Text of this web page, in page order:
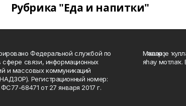
Рубрика "Еда и напитки"
Федеральной службой по
сфере связи, информационных
и массовых коммуникаций
Регистрационный номер:
68471 от 27 января 2017 г.
Мәҡәләләрҙе
яһау мотлаҡ.